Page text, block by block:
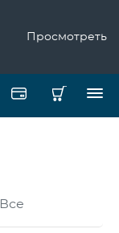
Просмотреть
Все